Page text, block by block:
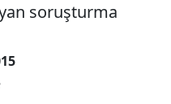
soruşturma